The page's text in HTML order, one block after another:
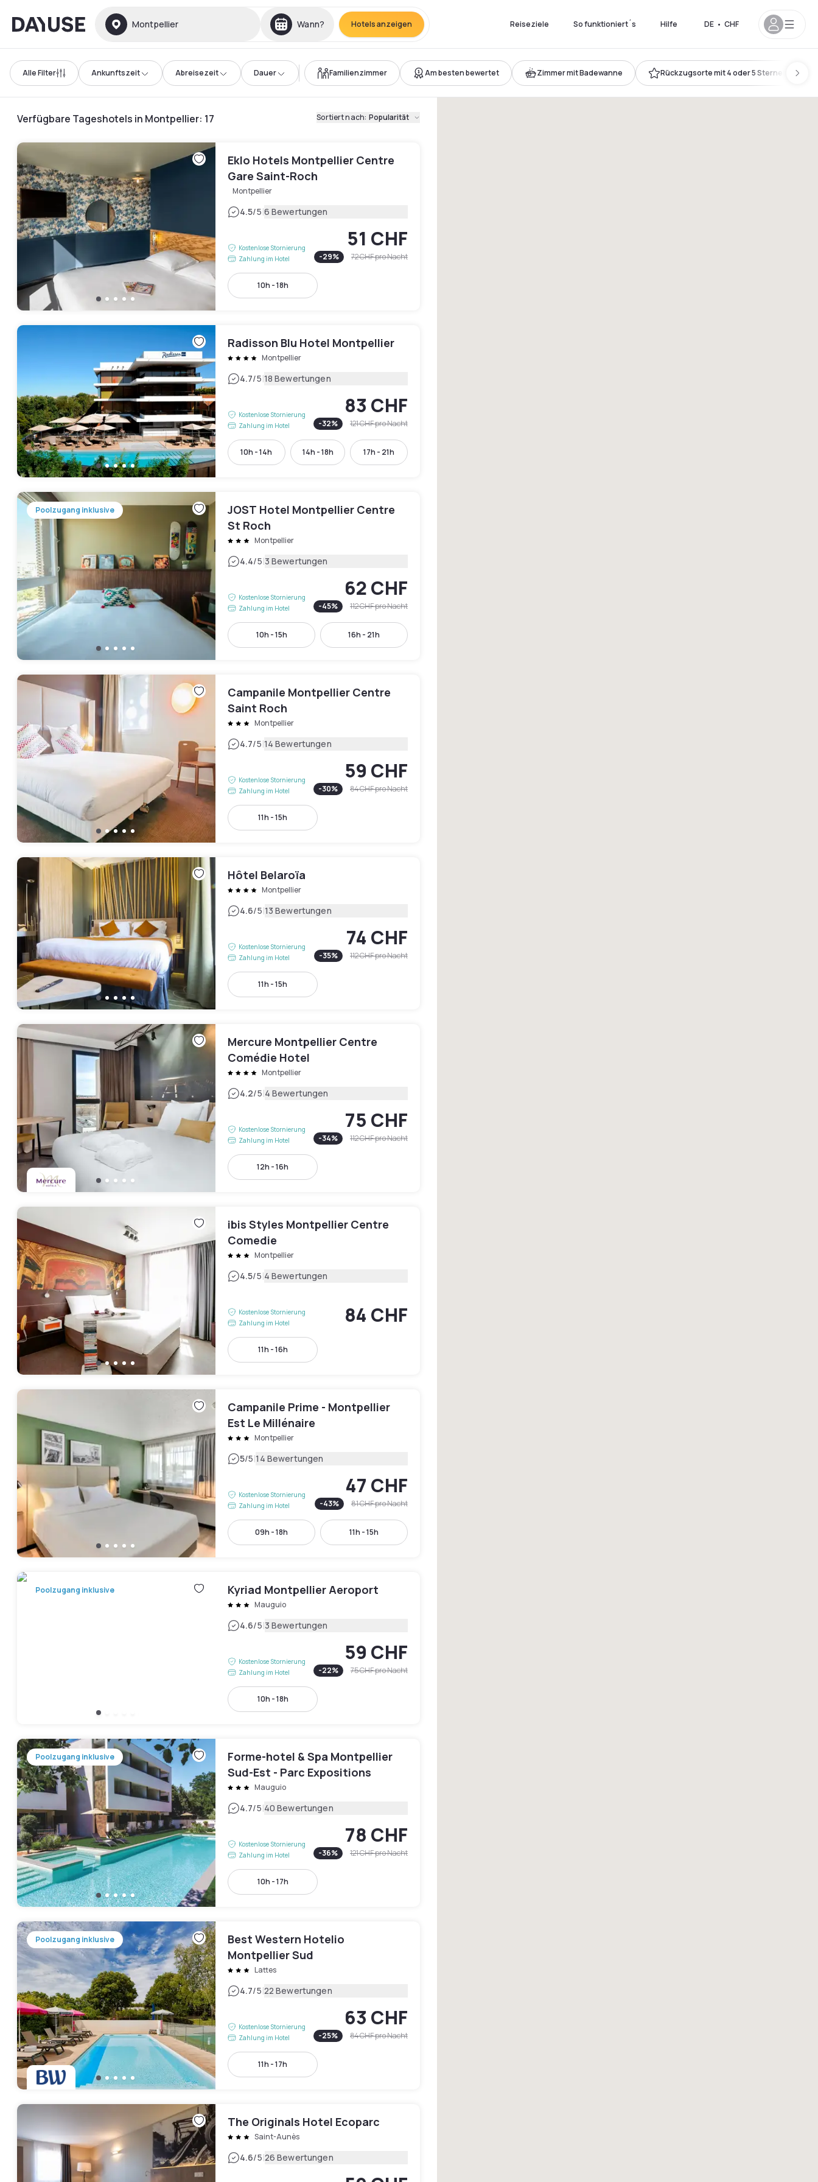
Dayuse Montpellier Wann? Hotels anzeigen Reiseziele So funktioniert´s Hilfe DE • CHF
Alle Filter Ankunftszeit Abreisezeit Dauer Familienzimmer Am besten bewertet Zimmer mit Badewanne Rückzugsorte mit 4 oder 5 Sternen
Verfügbare Tageshotels in Montpellier: 17 Sortiert nach: Popularität
Eklo Hotels Montpellier Centre
Gare Saint-Roch
Montpellier
4.5/5|6 Bewertungen
Kostenlose Stornierung
Zahlung im Hotel
51 CHF
-29% 72 CHFpro Nacht
10h - 18h
Radisson Blu Hotel Montpellier
Montpellier
4.7/5|18 Bewertungen
Kostenlose Stornierung
Zahlung im Hotel
83 CHF
-32% 121 CHFpro Nacht
10h - 14h 14h - 18h 17h - 21h
Poolzugang inklusive
JOST Hotel Montpellier Centre
St Roch
Montpellier
4.4/5|3 Bewertungen
Kostenlose Stornierung
Zahlung im Hotel
62 CHF
-45% 112 CHFpro Nacht
10h - 15h 16h - 21h
Campanile Montpellier Centre
Saint Roch
Montpellier
4.7/5|14 Bewertungen
Kostenlose Stornierung
Zahlung im Hotel
59 CHF
-30% 84 CHFpro Nacht
11h - 15h
Hôtel Belaroïa
Montpellier
4.6/5|13 Bewertungen
Kostenlose Stornierung
Zahlung im Hotel
74 CHF
-35% 112 CHFpro Nacht
11h - 15h
Mercure Montpellier Centre
Comédie Hotel
Montpellier
4.2/5|4 Bewertungen
Kostenlose Stornierung
Zahlung im Hotel
75 CHF
-34% 112 CHFpro Nacht
12h - 16h
ibis Styles Montpellier Centre
Comedie
Montpellier
4.5/5|4 Bewertungen
Kostenlose Stornierung
Zahlung im Hotel
84 CHF
11h - 16h
Campanile Prime - Montpellier
Est Le Millénaire
Montpellier
5/5|14 Bewertungen
Kostenlose Stornierung
Zahlung im Hotel
47 CHF
-43% 81 CHFpro Nacht
09h - 18h 11h - 15h
Poolzugang inklusive Kyriad Montpellier Aeroport
Mauguio
4.6/5|3 Bewertungen
Kostenlose Stornierung
Zahlung im Hotel
59 CHF
-22% 75 CHFpro Nacht
10h - 18h
Poolzugang inklusive
Forme-hotel & Spa Montpellier
Sud-Est - Parc Expositions
Mauguio
4.7/5|40 Bewertungen
Kostenlose Stornierung
Zahlung im Hotel
78 CHF
-36% 121 CHFpro Nacht
10h - 17h
Poolzugang inklusive
Best Western Hotelio
Montpellier Sud
Lattes
4.7/5|22 Bewertungen
Kostenlose Stornierung
Zahlung im Hotel
63 CHF
-25% 84 CHFpro Nacht
11h - 17h
The Originals Hotel Ecoparc
Saint-Aunès
4.6/5|26 Bewertungen